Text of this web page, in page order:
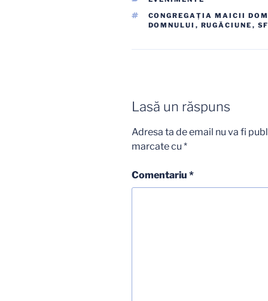
ETICHETE
CONGREGAŢIA MAICII
DOMNULUI , RUGĂCIUNE ,
Lasă un răspuns
Adresa ta de email nu va fi
marcate cu *
Comentariu *